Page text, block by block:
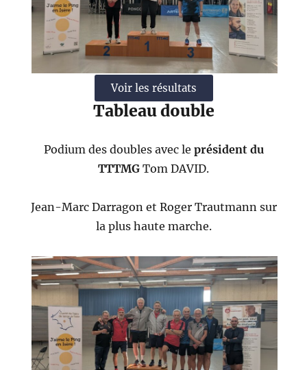
Voir les résultats
Tableau double
Podium des doubles avec le président du
TTTMG Tom DAVID.
Jean-Marc Darragon et Roger Trautmann sur
la plus haute marche.